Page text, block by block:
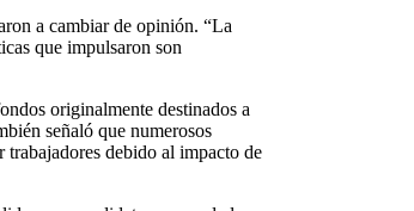
a cambiar de opinión. “La
que impulsaron son
originalmente destinados a
señaló que numerosos
trabajadores debido al impacto de